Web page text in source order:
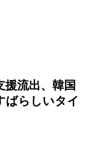
援流出、韓国
らしいタイ